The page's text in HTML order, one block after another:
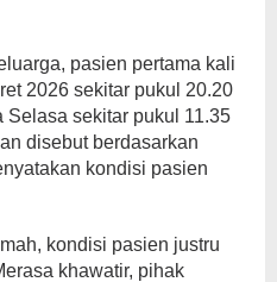
pasien pertama kali
2026 sekitar pukul 20.20
sekitar pukul 11.35
disebut berdasarkan
kondisi pasien
kondisi pasien justru
khawatir, pihak